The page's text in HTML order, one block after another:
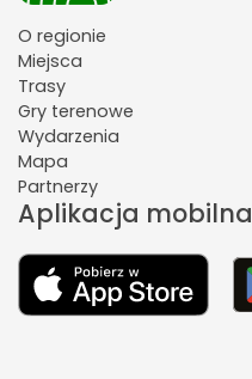
O regionie
Miejsca
Trasy
Gry terenowe
Wydarzenia
Mapa
Partnerzy
Aplikacja mobilna